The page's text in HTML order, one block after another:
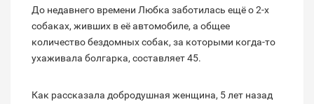
До недавнего времени Любка заботилась ещё о 2-х
собаках, живших в её автомобиле, а общее
количество бездомных собак, за которыми когда-то
ухаживала болгарка, составляет 45.
Как рассказала добродушная женщина, 5 лет назад